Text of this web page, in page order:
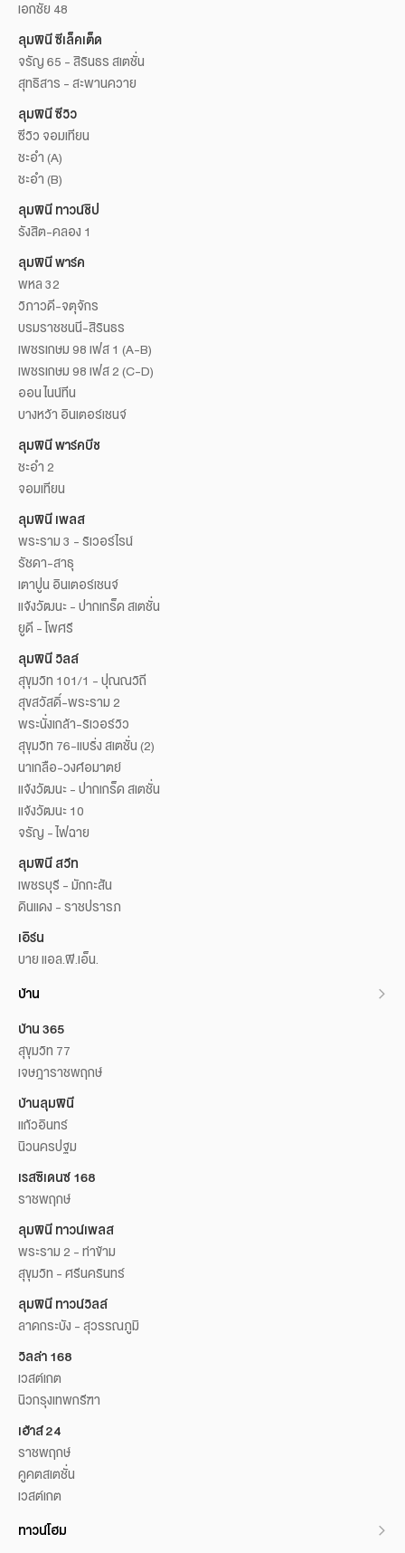
เอกชัย 48
ลุมพินี ซีเล็คเต็ด
จรัญ 65 - สิรินธร สเตชั่น
สุทธิสาร - สะพานควาย
ลุมพินี ซีวิว
ซีวิว จอมเทียน
ชะอำ (A)
ชะอำ (B)
ลุมพินี ทาวน์ชิป
รังสิต-คลอง 1
ลุมพินี พาร์ค
พหล 32
วิภาวดี-จตุจักร
บรมราชชนนี-สิรินธร
เพชรเกษม 98 เฟส 1 (A-B)
เพชรเกษม 98 เฟส 2 (C-D)
ออน ไนน์ทีน
บางหว้า อินเตอร์เชนจ์
ลุมพินี พาร์คบีช
ชะอำ 2
จอมเทียน
ลุมพินี เพลส
พระราม 3 - ริเวอร์ไรน์
รัชดา-สาธุ
เตาปูน อินเตอร์เชนจ์
แจ้งวัฒนะ - ปากเกร็ด สเตชั่น
ยูดี - โพศรี
ลุมพินี วิลล์
สุขุมวิท 101/1 - ปุณณวิถี
สุขสวัสดิ์-พระราม 2
พระนั่งเกล้า-ริเวอร์วิว
สุขุมวิท 76-แบริ่ง สเตชั่น (2)
นาเกลือ-วงศ์อมาตย์
แจ้งวัฒนะ - ปากเกร็ด สเตชั่น
แจ้งวัฒนะ 10
จรัญ - ไฟฉาย
ลุมพินี สวีท
เพชรบุรี - มักกะสัน
ดินแดง - ราชปรารภ
เอิร์น
บาย แอล.พี.เอ็น.
บ้าน
บ้าน 365
สุขุมวิท 77
เจษฎาราชพฤกษ์
บ้านลุมพินี
แก้วอินทร์
นิวนครปฐม
เรสซิเดนซ์ 168
ราชพฤกษ์
ลุมพินี ทาวน์เพลส
พระราม 2 - ท่าข้าม
สุขุมวิท - ศรีนครินทร์
ลุมพินี ทาวน์วิลล์
ลาดกระบัง - สุวรรณภูมิ
วิลล่า 168
เวสต์เกต
นิวกรุงเทพกรีฑา
เฮ้าส์ 24
ราชพฤกษ์
คูคตสเตชั่น
เวสต์เกต
ทาวน์โฮม